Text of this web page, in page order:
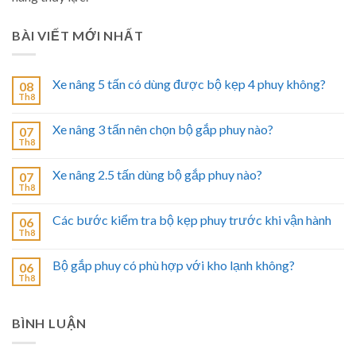
BÀI VIẾT MỚI NHẤT
08
Th8
Xe nâng 5 tấn có dùng được bộ kẹp 4 phuy không?
07
Th8
Xe nâng 3 tấn nên chọn bộ gắp phuy nào?
07
Th8
Xe nâng 2.5 tấn dùng bộ gắp phuy nào?
06
Th8
Các bước kiểm tra bộ kẹp phuy trước khi vận hành
06
Th8
Bộ gắp phuy có phù hợp với kho lạnh không?
BÌNH LUẬN